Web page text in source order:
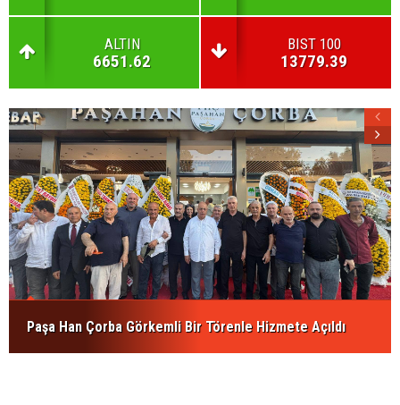
ALTIN
6651.62
BIST 100
13779.39
Paşa Han Çorba Görkemli Bir Törenle Hizmete Açıldı